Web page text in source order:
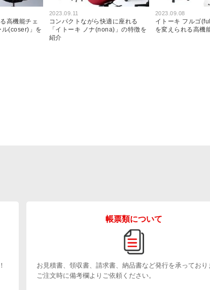
高機能チェ
ル(coser)」を
2023.09.11
コンパクトながら快適に座れる
「イトーキ ノナ(nona)」の特徴を
紹介
2023.09.08
イトーキ フルゴ
を変えられる高機
帳票類について
お見積書、領収書、請求書、納品書など発行を承っており
ご注文時に備考欄よりご依頼ください。